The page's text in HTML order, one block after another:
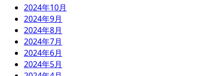
2024年10月
2024年9月
2024年8月
2024年7月
2024年6月
2024年5月